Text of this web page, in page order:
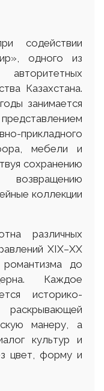
содействии
одного из
Казахстана.
занимается
прикладного
мебели и
сохранению
возвращению
коллекции
различных
XIX–XX
до
Каждое
историко-
раскрывающей
манеру, а
культур и
цвет, форму и